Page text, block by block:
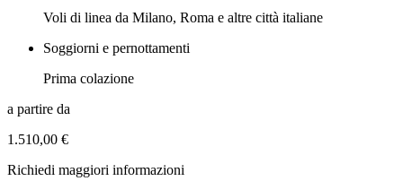
Voli di linea da Milano, Roma e altre città italiane
Soggiorni e pernottamenti
Prima colazione
a partire da
1.510,00 €
Richiedi maggiori informazioni